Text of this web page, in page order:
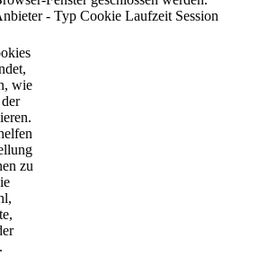
- Typ Cookie Laufzeit Session
wie
zu